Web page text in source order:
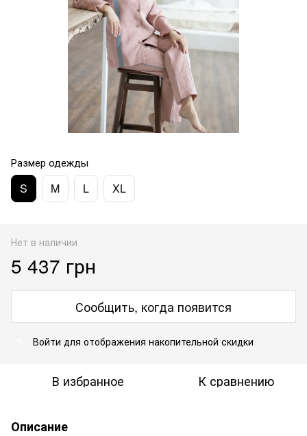
Размер одежды
S M L XL
Нет в наличии
5 437 грн
Сообщить, когда появится
Войти для отображения накопительной скидки
В избранное К сравнению
Описание